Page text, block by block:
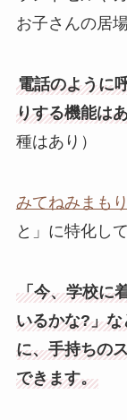
お子さんの居
電話のように
りする機能は
種はあり）
みてねみまも
と」に特化し
「今、学校に
いるかな?」
に、手持ちの
できます。